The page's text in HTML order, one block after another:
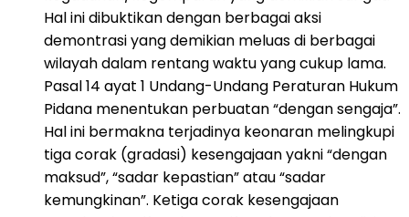
Hal ini dibuktikan dengan berbagai aksi
demontrasi yang demikian meluas di berbagai
wilayah dalam rentang waktu yang cukup lama.
Pasal 14 ayat 1 Undang-Undang Peraturan Hukum
Pidana menentukan perbuatan “dengan sengaja”.
Hal ini bermakna terjadinya keonaran melingkupi
tiga corak (gradasi) kesengajaan yakni “dengan
maksud”, “sadar kepastian” atau “sadar
kemungkinan”. Ketiga corak kesengajaan